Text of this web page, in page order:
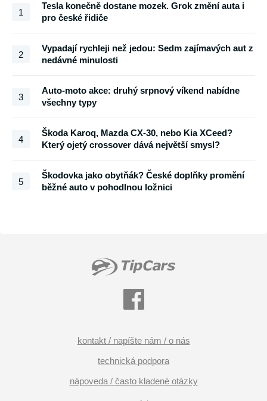
1
Tesla konečně dostane mozek. Grok změní auta i
pro české řidiče
2
Vypadají rychleji než jedou: Sedm zajímavých aut z
nedávné minulosti
3
Auto-moto akce: druhý srpnový víkend nabídne
všechny typy
4
Škoda Karoq, Mazda CX-30, nebo Kia XCeed?
Který ojetý crossover dává největší smysl?
5
Škodovka jako obytňák? České doplňky promění
běžné auto v pohodlnou ložnici
kontakt / napíšte nám / o nás
technická podpora
nápoveda / často kladené otázky